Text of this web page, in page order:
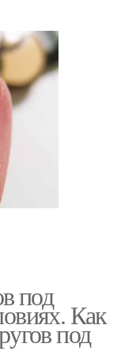
под
Как
под